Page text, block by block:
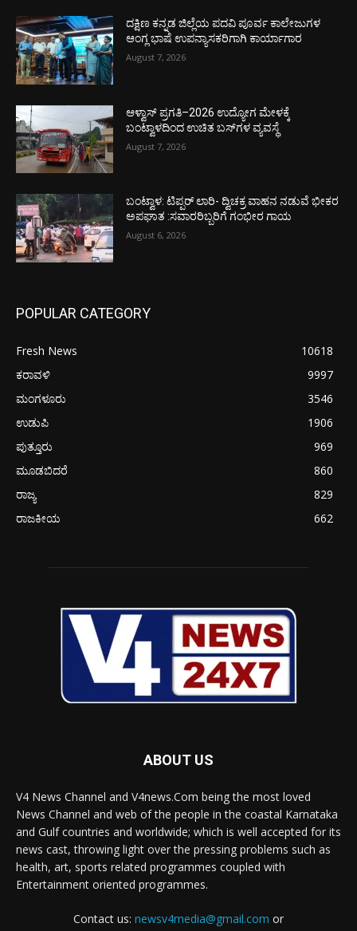
ದಕ್ಷಿಣ ಕನ್ನಡ ಜಿಲ್ಲೆಯ ಪದವಿ ಪೂರ್ವ ಕಾಲೇಜುಗಳ
ಆಂಗ್ಲ ಭಾಷೆ ಉಪನ್ಯಾಸಕರಿಗಾಗಿ ಕಾರ್ಯಾಗಾರ
August 7, 2026
ಆಳ್ವಾಸ್ ಪ್ರಗತಿ–2026 ಉದ್ಯೋಗ ಮೇಳಕ್ಕೆ
ಬಂಟ್ವಾಳದಿಂದ ಉಚಿತ ಬಸ್‌ಗಳ ವ್ಯವಸ್ಥೆ
August 7, 2026
ಬಂಟ್ವಾಳ: ಟಿಪ್ಪರ್ ಲಾರಿ- ದ್ವಿಚಕ್ರ ವಾಹನ ನಡುವೆ ಭೀಕರ
ಅಪಘಾತ :ಸವಾರರಿಬ್ಬರಿಗೆ ಗಂಭೀರ ಗಾಯ
August 6, 2026
POPULAR CATEGORY
Fresh News
10618
ಕರಾವಳಿ
9997
ಮಂಗಳೂರು
3546
ಉಡುಪಿ
1906
ಪುತ್ತೂರು
969
ಮೂಡಬಿದರೆ
860
ರಾಜ್ಯ
829
ರಾಜಕೀಯ
662
ABOUT US
V4 News Channel and V4news.Com being the most loved
News Channel and web of the people in the coastal Karnataka
and Gulf countries and worldwide; which is well accepted for its
news cast, throwing light over the pressing problems such as
health, art, sports related programmes coupled with
Entertainment oriented programmes.
Contact us: newsv4media@gmail.com or